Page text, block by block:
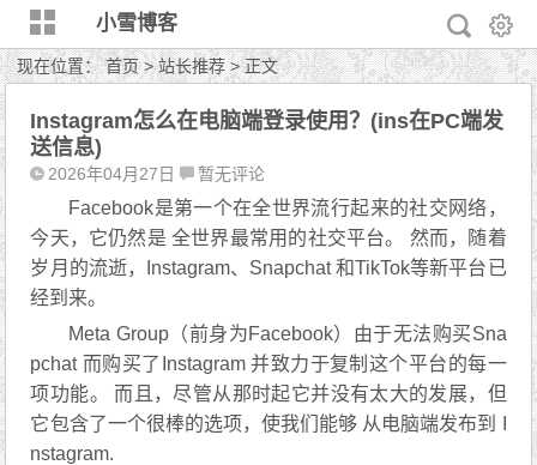
小雪博客
现在位置：首页>站长推荐> 正文
Instagram怎么在电脑端登录使用？(ins在PC端发
送信息)
2026年04月27日 暂无评论
Facebook是第一个在全世界流行起来的社交网络，
今天，它仍然是 全世界最常用的社交平台。 然而，随着
岁月的流逝，Instagram、Snapchat 和TikTok等新平台已
经到来。
Meta Group（前身为Facebook）由于无法购买Sna
pchat 而购买了Instagram 并致力于复制这个平台的每一
项功能。 而且，尽管从那时起它并没有太大的发展，但
它包含了一个很棒的选项，使我们能够 从电脑端发布到 I
nstagram.